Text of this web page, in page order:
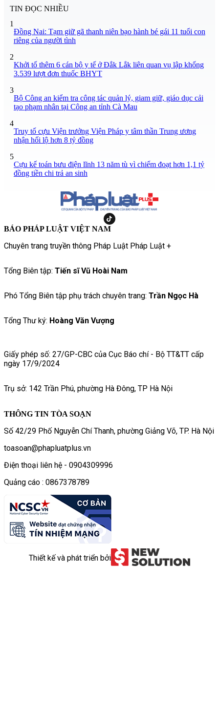
TIN ĐỌC NHIỀU
1
Đồng Nai: Tạm giữ gã thanh niên bạo hành bé gái 11 tuổi con
riêng của người tình
2
Khởi tố thêm 6 cán bộ y tế ở Đắk Lắk liên quan vụ lập khống
3.539 lượt đơn thuốc BHYT
3
Bộ Công an kiểm tra công tác quản lý, giam giữ, giáo dục cải
tạo phạm nhân tại Công an tỉnh Cà Mau
4
Truy tố cựu Viện trưởng Viện Pháp y tâm thần Trung ương
nhận hối lộ hơn 8 tỷ đồng
5
Cựu kế toán bưu điện lĩnh 13 năm tù vì chiếm đoạt hơn 1,1 tỷ
đồng tiền chi trả an sinh
BÁO PHÁP LUẬT VIỆT NAM
Chuyên trang truyền thông Pháp Luật Pháp Luật +
Tổng Biên tập: Tiến sĩ Vũ Hoài Nam
Phó Tổng Biên tập phụ trách chuyên trang: Trần Ngọc Hà
Tổng Thư ký: Hoàng Văn Vượng
Giấy phép số: 27/GP-CBC của Cục Báo chí - Bộ TT&TT cấp
ngày 17/9/2024
Trụ sở: 142 Trần Phú, phường Hà Đông, TP Hà Nội
THÔNG TIN TÒA SOẠN
Số 42/29 Phố Nguyễn Chí Thanh, phường Giảng Võ, TP. Hà Nội
toasoan@phapluatplus.vn
Điện thoại liên hệ - 0904309996
Quảng cáo : 0867378789
Thiết kế và phát triển bởi